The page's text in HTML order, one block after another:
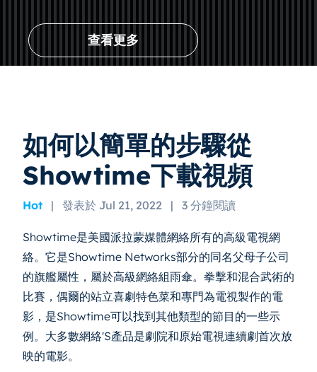
查看更多
如何以簡單的步驟從
Showtime下載視頻
Hot | 發表於 Jul 21, 2022 | 3 分鐘閱讀
Showtime是美國派拉蒙媒體網絡所有的高級電視網
絡。它是Showtime Networks部分的同名父母子公司
的旗艦屬性，屬於高級網絡組雨傘。拳擊和混合武術的
比賽，偶爾的站立喜劇特色菜和專門為電視製作的電
影，是Showtime可以找到其他類型的節目的一些示
例。大多數網絡'S產品是劇院和原始電視連續劇首次放
映的電影。